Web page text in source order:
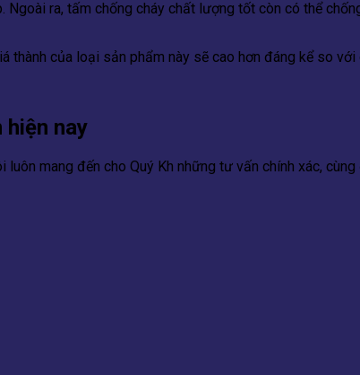
ra, tấm chống cháy chất lượng tốt còn có thể
của loại sản phẩm này sẽ cao hơn đáng kể so
nay
mang đến cho Quý Kh những tư vấn chính xác,